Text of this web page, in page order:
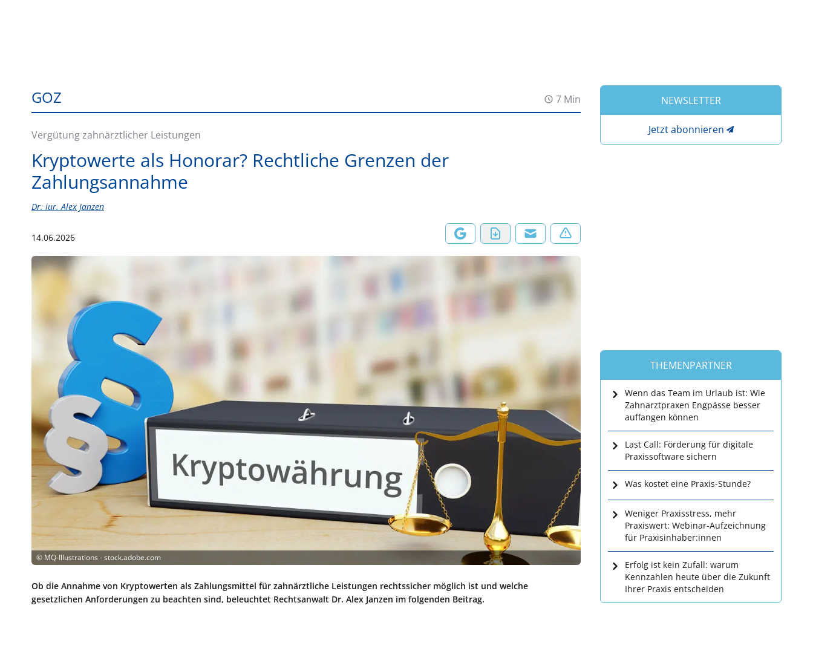
GOZ 7 Min
Vergütung zahnärztlicher Leistungen
Kryptowerte als Honorar? Rechtliche Grenzen der
Zahlungsannahme
Dr. iur. Alex Janzen
14.06.2026
© MQ-Illustrations - stock.adobe.com
Ob die Annahme von Kryptowerten als Zahlungsmittel für zahnärztliche Leistungen rechtssicher möglich ist und welche
gesetzlichen Anforderungen zu beachten sind, beleuchtet Rechtsanwalt Dr. Alex Janzen im folgenden Beitrag.
NEWSLETTER
Jetzt abonnieren
THEMENPARTNER
Wenn das Team im Urlaub ist: Wie
Zahnarztpraxen Engpässe besser
auffangen können
Last Call: Förderung für digitale
Praxissoftware sichern
Was kostet eine Praxis-Stunde?
Weniger Praxisstress, mehr
Praxiswert: Webinar-Aufzeichnung
für Praxisinhaber:innen
Erfolg ist kein Zufall: warum
Kennzahlen heute über die Zukunft
Ihrer Praxis entscheiden